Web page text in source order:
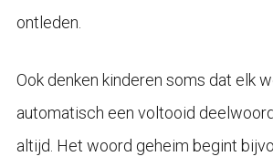
ontleden.
Ook denken kinderen soms dat elk
automatisch een voltooid
altijd. Het woord geheim begint